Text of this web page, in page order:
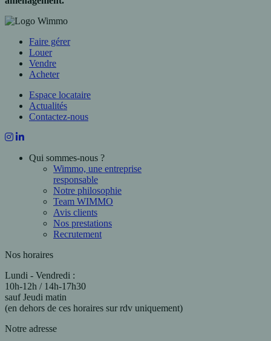
Faire gérer
Louer
Vendre
Acheter
Espace locataire
Actualités
Contactez-nous
Qui sommes-nous ?
Wimmo, une entreprise
responsable
Notre philosophie
Team WIMMO
Avis clients
Nos prestations
Recrutement
Nos horaires
Lundi - Vendredi :
10h-12h / 14h-17h30
sauf Jeudi matin
(en dehors de ces horaires sur rdv uniquement)
Notre adresse